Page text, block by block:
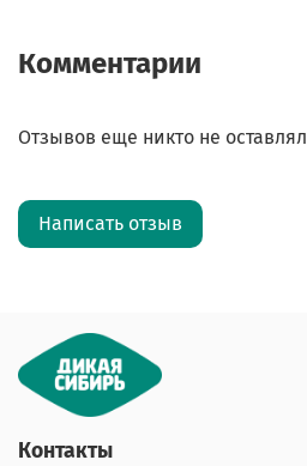
Комментарии
Отзывов еще никто не оставлял
Написать отзыв
Контакты